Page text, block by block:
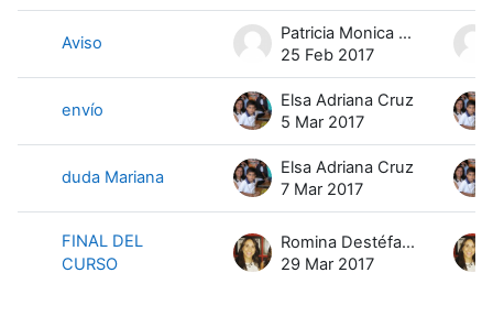
Aviso
Patricia Monica Maldonado
25 Feb 2017
envío
Elsa Adriana Cruz
5 Mar 2017
duda Mariana
Elsa Adriana Cruz
7 Mar 2017
FINAL DEL
CURSO
Romina Destéfanis
29 Mar 2017